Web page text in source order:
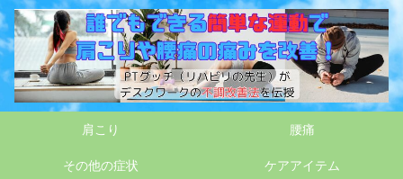
肩こり 腰痛
その他の症状 ケアアイテム